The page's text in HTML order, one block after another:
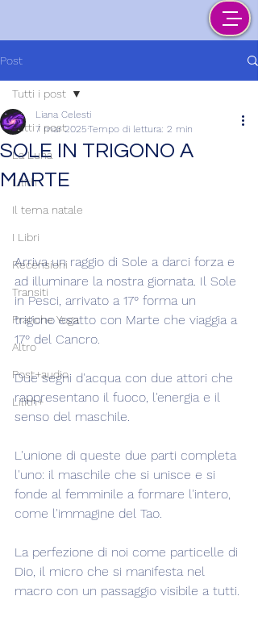
Post
Tutti i post
La Luna
Lilith
Il tema natale
I Libri
Recensioni
Transiti
Pratiche Yoga
Altro
Post+audio
Lilith+
Tutti i post
SOLE IN TRIGONO A
MARTE
Liana Celesti
7 mar 2025Tempo di lettura: 2 min
Arriva un raggio di Sole a darci forza e
ad illuminare la nostra giornata. Il Sole
in Pesci, arrivato a 17° forma un
trigono esatto con Marte che viaggia a
17° del Cancro.
Due segni d'acqua con due attori che
rappresentano il fuoco, l'energia e il
senso del maschile.
L'unione di queste due parti completa
l'uno: il maschile che si unisce e si
fonde al femminile a formare l'intero,
come l'immagine del Tao.
La perfezione di noi come particelle di
Dio, il micro che si manifesta nel
macro con un passaggio visibile a tutti.